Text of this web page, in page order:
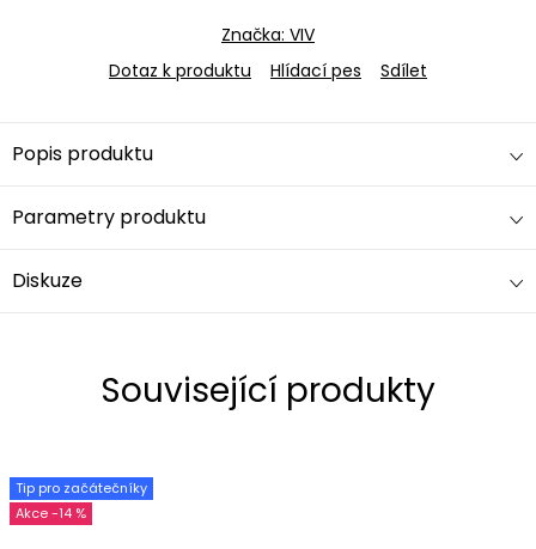
Značka: VIV
Dotaz k produktu
Hlídací pes Sdílet
Popis produktu
Parametry produktu
Diskuze
Související produkty
Tip pro začátečníky
-14 %